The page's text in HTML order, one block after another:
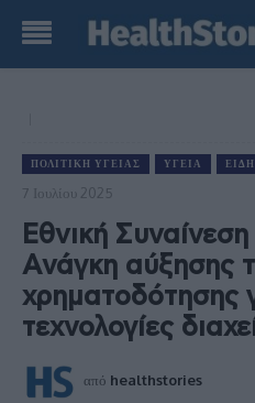
ΠΟΛΙΤΙΚΉ ΥΓΕΊΑΣ ΥΓΕΊΑ
7 Ιουλίου 2025
Εθνική
Aνάγκη αύξησης
χρηματοδότησης
τεχνολογίες
από healthstories